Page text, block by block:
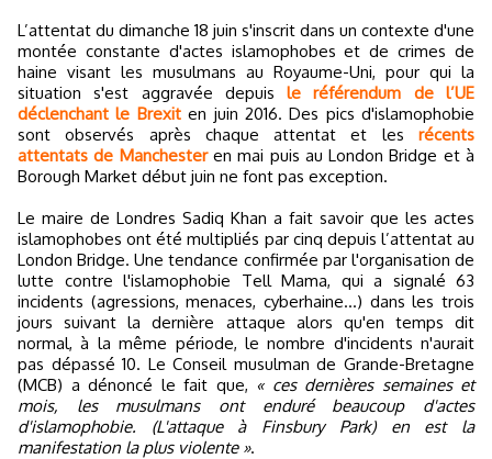
L’attentat du dimanche 18 juin s'inscrit dans un contexte d'une
montée constante d'actes islamophobes et de crimes de
haine visant les musulmans au Royaume-Uni, pour qui la
situation s'est aggravée depuisle référendum de l’UE
déclenchant le Brexiten juin 2016. Des pics d'islamophobie
sont observés après chaque attentat et les récents
attentats de Manchesteren mai puis au London Bridge et à
Borough Market début juin ne font pas exception.
Le maire de Londres Sadiq Khan a fait savoir que les actes
islamophobes ont été multipliés par cinq depuis l’attentat au
London Bridge. Une tendance confirmée par l'organisation de
lutte contre l'islamophobie Tell Mama, qui a signalé 63
incidents (agressions, menaces, cyberhaine...) dans les trois
jours suivant la dernière attaque alors qu'en temps dit
normal, à la même période, le nombre d'incidents n'aurait
pas dépassé 10. Le Conseil musulman de Grande-Bretagne
(MCB) a dénoncé le fait que, « ces dernières semaines et
mois, les musulmans ont enduré beaucoup d'actes
d'islamophobie. (L'attaque à Finsbury Park) en est la
manifestation la plus violente ».